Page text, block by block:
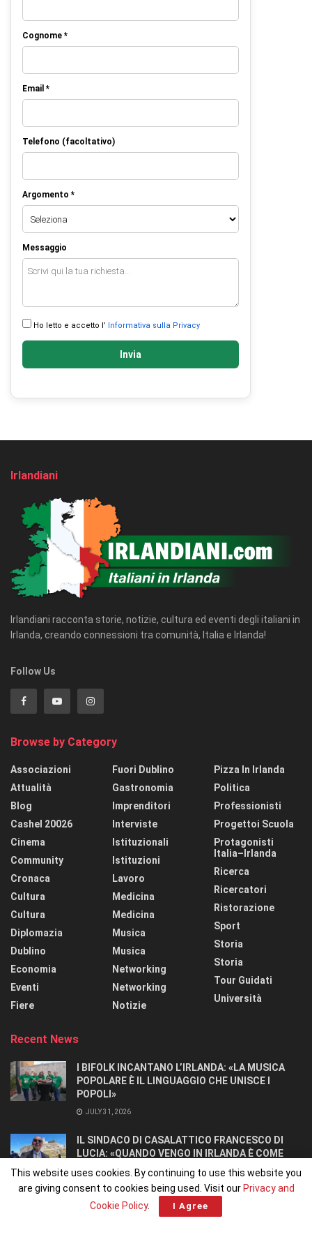
Cognome *
Email *
Telefono (facoltativo)
Argomento *
Messaggio
Ho letto e accetto l’ Informativa sulla Privacy
Invia
Irlandiani
Irlandiani racconta storie, notizie, cultura ed eventi degli italiani in
Irlanda, creando connessioni tra comunità, Italia e Irlanda!
Follow Us
Browse by Category
Associazioni
Attualità
Blog
Cashel 20026
Cinema
Community
Cronaca
Cultura
Cultura
Diplomazia
Dublino
Economia
Eventi
Fiere
Fuori Dublino
Gastronomia
Imprenditori
Interviste
Istituzionali
Istituzioni
Lavoro
Medicina
Medicina
Musica
Musica
Networking
Networking
Notizie
Pizza In Irlanda
Politica
Professionisti
Progettoi Scuola
Protagonisti
Italia–Irlanda
Ricerca
Ricercatori
Ristorazione
Sport
Storia
Storia
Tour Guidati
Università
Recent News
I BIFOLK INCANTANO L’IRLANDA: «LA MUSICA
POPOLARE È IL LINGUAGGIO CHE UNISCE I
POPOLI»
JULY 31, 2026
IL SINDACO DI CASALATTICO FRANCESCO DI
LUCIA: «QUANDO VENGO IN IRLANDA È COME
TORNARE A CASA».
JULY 27, 2026
This website uses cookies. By continuing to use this website you
are giving consent to cookies being used. Visit our Privacy and
Cookie Policy. I Agree